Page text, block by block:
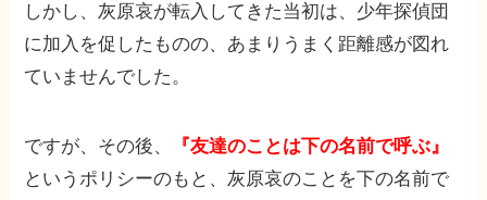
しかし、灰原哀が転入してきた当初は、少年探偵団
に加入を促したものの、あまりうまく距離感が図れ
ていませんでした。
ですが、その後、
『友達のことは下の名前で呼ぶ』
というポリシーのもと、灰原哀のことを下の名前で